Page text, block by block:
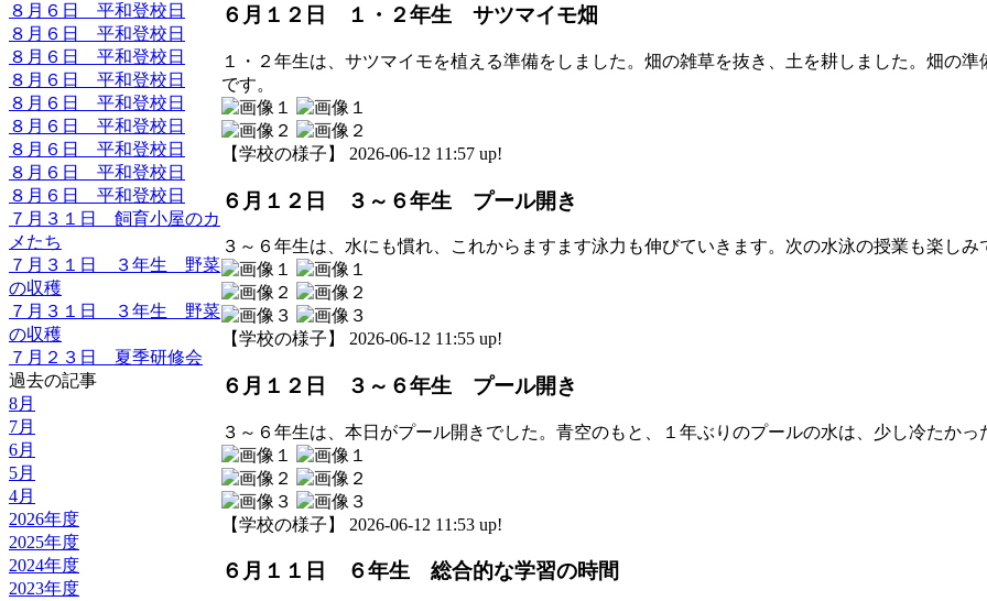
８月６日 平和登校日
８月６日 平和登校日
８月６日 平和登校日
８月６日 平和登校日
８月６日 平和登校日
８月６日 平和登校日
８月６日 平和登校日
８月６日 平和登校日
８月６日 平和登校日
７月３１日 飼育小屋のカ
メたち
７月３１日 ３年生 野菜
の収穫
７月３１日 ３年生 野菜
の収穫
７月２３日 夏季研修会
過去の記事
8月
7月
6月
5月
4月
2026年度
2025年度
2024年度
2023年度
６月１２日 １・２年生 サツマイモ畑
１・２年生は、サツマイモを植える準備をしました。畑の雑草を抜き、土を耕しました。畑の準
です。
【学校の様子】 2026-06-12 11:57 up!
６月１２日 ３～６年生 プール開き
３～６年生は、水にも慣れ、これからますます泳力も伸びていきます。次の水泳の授業も楽しみ
【学校の様子】 2026-06-12 11:55 up!
６月１２日 ３～６年生 プール開き
３～６年生は、本日がプール開きでした。青空のもと、１年ぶりのプールの水は、少し冷たかっ
【学校の様子】 2026-06-12 11:53 up!
６月１１日 ６年生 総合的な学習の時間